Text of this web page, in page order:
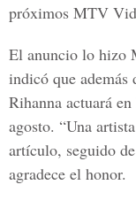
próximos MTV
El anuncio lo hizo
indicó que además
Rihanna actuará
agosto. “Una
artículo, seguido
agradece el honor.